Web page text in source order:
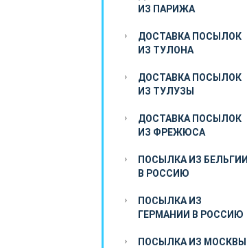
ИЗ ПАРИЖА
ДОСТАВКА ПОСЫЛОК
ИЗ ТУЛОНА
ДОСТАВКА ПОСЫЛОК
ИЗ ТУЛУЗЫ
ДОСТАВКА ПОСЫЛОК
ИЗ ФРЕЖЮСА
ПОСЫЛКА ИЗ БЕЛЬГИИ
В РОССИЮ
ПОСЫЛКА ИЗ
ГЕРМАНИИ В РОССИЮ
ПОСЫЛКА ИЗ МОСКВЫ